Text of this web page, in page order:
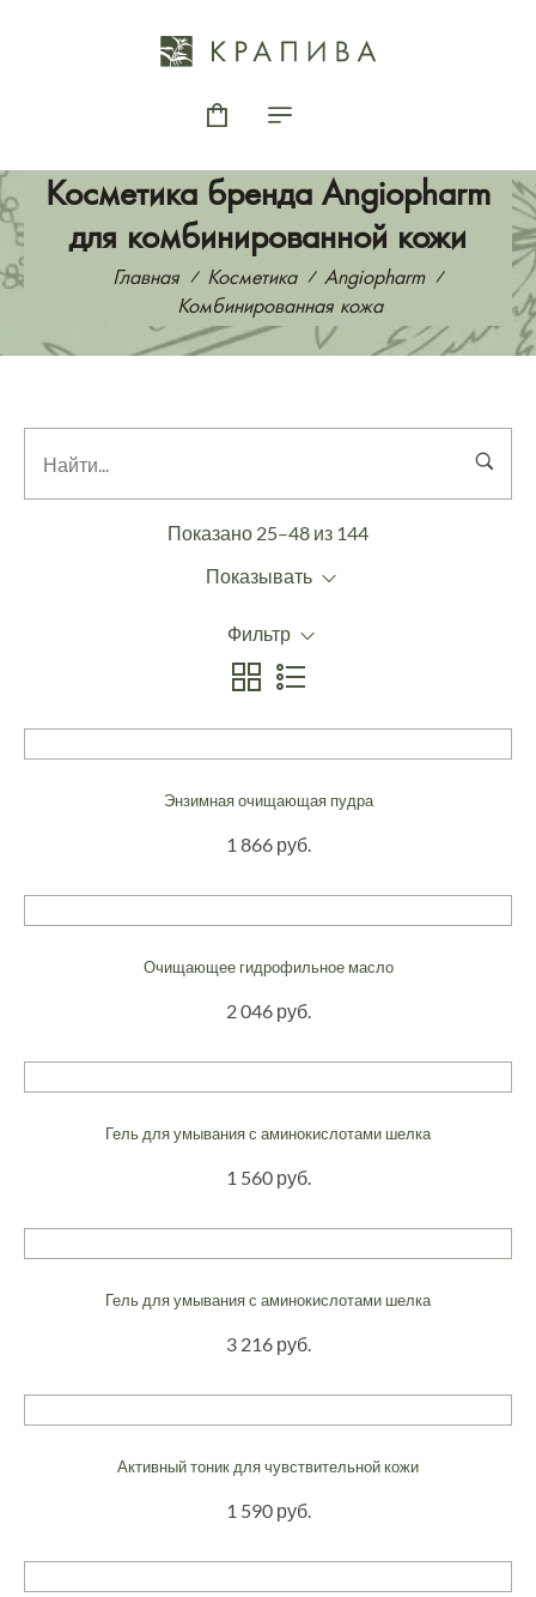
Косметика бренда Angiopharm
для комбинированной кожи
Главная Косметика
Angiopharm
Комбинированная кожа
Показано 25–48 из 144
Показывать
Фильтр
Энзимная очищающая пудра
1 866 руб.
Очищающее гидрофильное масло
2 046 руб.
Гель для умывания с аминокислотами шелка
1 560 руб.
Гель для умывания с аминокислотами шелка
3 216 руб.
Активный тоник для чувствительной кожи
1 590 руб.